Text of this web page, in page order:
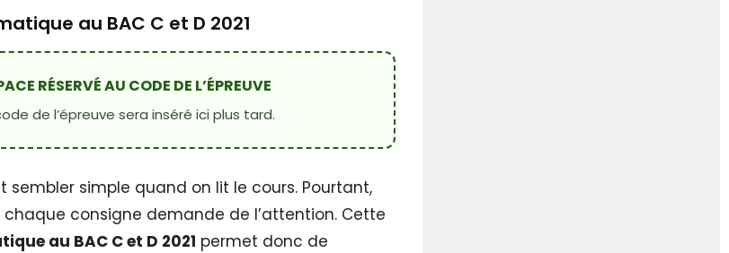
au BAC C et D 2021
RÉSERVÉ AU CODE DE L’ÉPREUVE
de l’épreuve sera inséré ici plus tard.
sembler simple quand on lit le cours. Pourtant,
chaque consigne demande de l’attention. Cette
au BAC C et D 2021 permet donc de